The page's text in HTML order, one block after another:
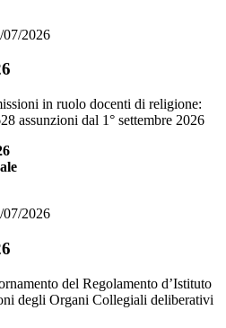
07/2026
in ruolo docenti di religione:
assunzioni dal 1° settembre 2026
07/2026
del Regolamento d’Istituto
degli Organi Collegiali deliberativi